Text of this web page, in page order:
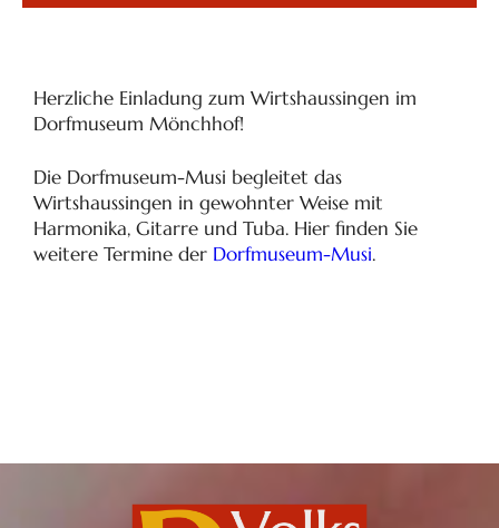
Herzliche Einladung zum Wirtshaussingen im
Dorfmuseum Mönchhof!
Die Dorfmuseum-Musi begleitet das
Wirtshaussingen in gewohnter Weise mit
Harmonika, Gitarre und Tuba. Hier finden Sie
weitere Termine der Dorfmuseum-Musi.